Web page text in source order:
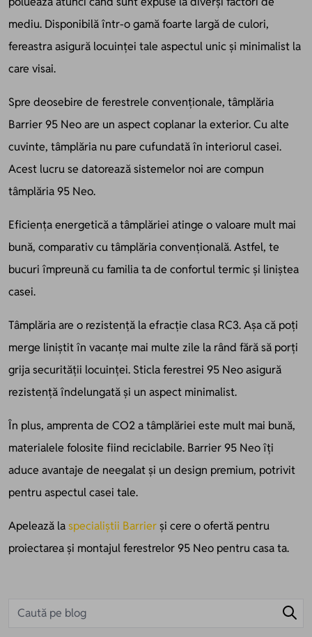
mediu. Disponibilă într-o gamă foarte largă de culori,
fereastra asigură locuinței tale aspectul unic și minimalist la
care visai.
Spre deosebire de ferestrele convenționale, tâmplăria
Barrier 95 Neo are un aspect coplanar la exterior. Cu alte
cuvinte, tâmplăria nu pare cufundată în interiorul casei.
Acest lucru se datorează sistemelor noi are compun
tâmplăria 95 Neo.
Eficiența energetică a tâmplăriei atinge o valoare mult mai
bună, comparativ cu tâmplăria convențională. Astfel, te
bucuri împreună cu familia ta de confortul termic și liniștea
casei.
Tâmplăria are o rezistență la efracție clasa RC3. Așa că poți
merge liniștit în vacanțe mai multe zile la rând fără să porți
grija securității locuinței. Sticla ferestrei 95 Neo asigură
rezistență îndelungată și un aspect minimalist.
În plus, amprenta de CO2 a tâmplăriei este mult mai bună,
materialele folosite fiind reciclabile. Barrier 95 Neo îți
aduce avantaje de neegalat și un design premium, potrivit
pentru aspectul casei tale.
Apelează laspecialiștii Barrierși cere o ofertă pentru
proiectarea și montajul ferestrelor 95 Neo pentru casa ta.